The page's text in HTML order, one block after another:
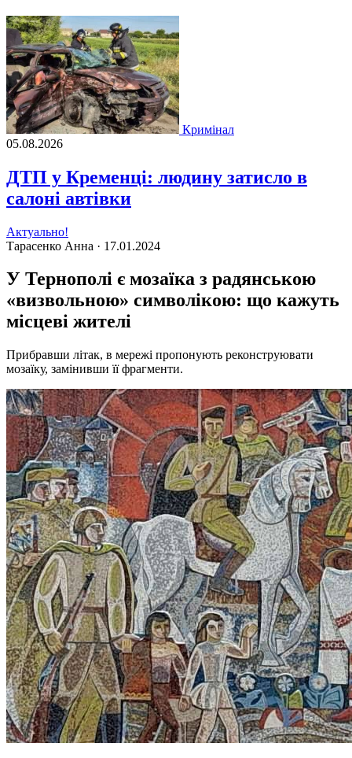
Кримінал
05.08.2026
ДТП у Кременці: людину затисло в
салоні автівки
Актуально!
Тарасенко Анна · 17.01.2024
У Тернополі є мозаїка з радянською
«визвольною» символікою: що кажуть
місцеві жителі
Прибравши літак, в мережі пропонують реконструювати
мозаїку, замінивши її фрагменти.